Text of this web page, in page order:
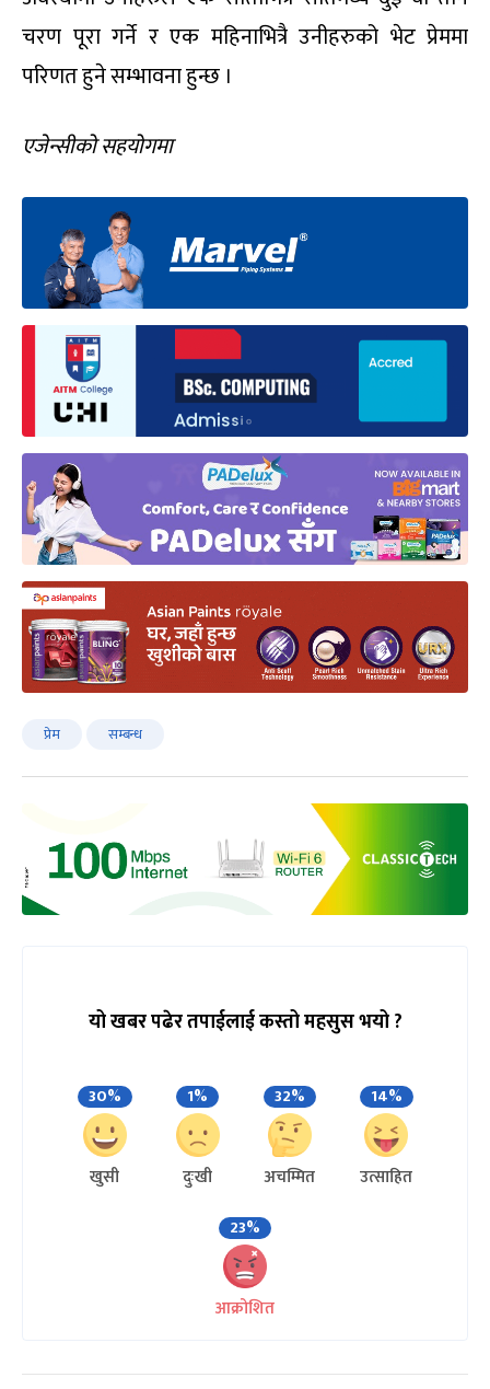
चरण पूरा गर्ने र एक महिनाभित्रै उनीहरुको भेट प्रेममा
परिणत हुने सम्भावना हुन्छ ।
एजेन्सीको सहयोगमा
प्रेम सम्बन्ध
यो खबर पढेर तपाईलाई कस्तो महसुस भयो ?
30%
खुसी
1%
दुःखी
32%
अचम्मित
14%
उत्साहित
23%
आक्रोशित